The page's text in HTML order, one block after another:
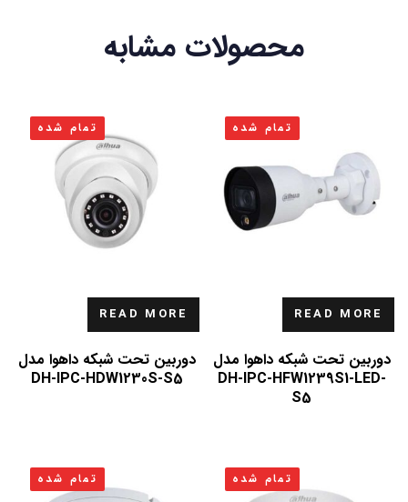
محصولات مشابه
تمام شده
READ MORE
دوربین تحت شبکه داهوا مدل
DH-IPC-HFW1239S1-LED-
S5
تمام شده
READ MORE
دوربین تحت شبکه داهوا مدل
DH-IPC-HDW1230S-S5
تمام شده تمام شده